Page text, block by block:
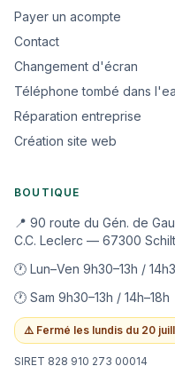
Payer un acompte
Contact
Changement d'écran
Téléphone tombé dans
Réparation entreprise
Création site web
BOUTIQUE
📍 90 route du Gén. de
C.C. Leclerc — 67300
🕐 Lun–Ven 9h30–13h /
🕐 Sam 9h30–13h / 14h–18h
⚠️ Fermé les lundis du 20
SIRET 828 910 273 00014